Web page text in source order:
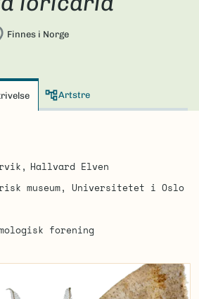
Finnes i Norge
Artstre
Hallvard Elven
museum, Universitetet i Oslo
forening